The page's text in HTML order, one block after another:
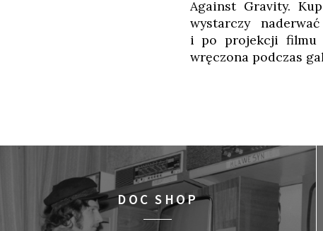
Against Gravity.
wystarczy
i po projekcji filmu
wręczona podczas
DOC SHOP